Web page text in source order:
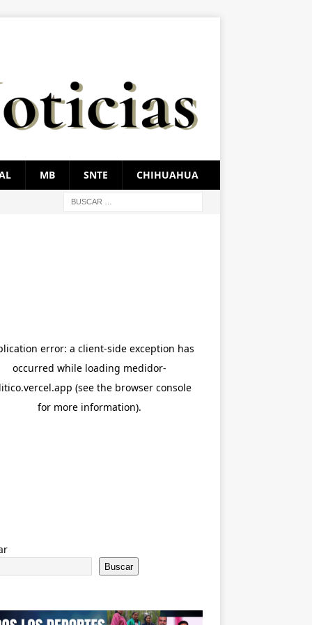
MB SNTE CHIHUAHUA
Buscar